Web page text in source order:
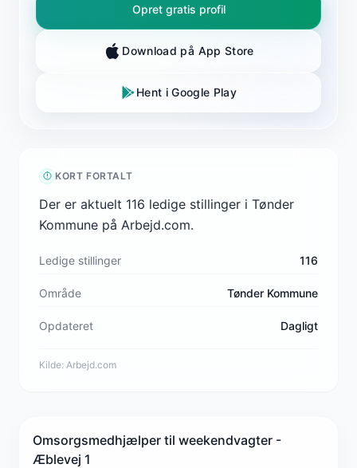
Opret gratis profil
Download på App Store
Hent i Google Play
KORT FORTALT
Der er aktuelt 116 ledige stillinger i Tønder
Kommune på Arbejd.com.
Ledige stillinger 116
Område Tønder Kommune
Opdateret Dagligt
Kilde: Arbejd.com
Omsorgsmedhjælper til weekendvagter -
Æblevej 1